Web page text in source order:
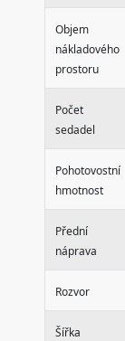
Objem
nákladového
prostoru
Počet
sedadel
Pohotovostní
hmotnost
Přední
náprava
Rozvor
Šířka